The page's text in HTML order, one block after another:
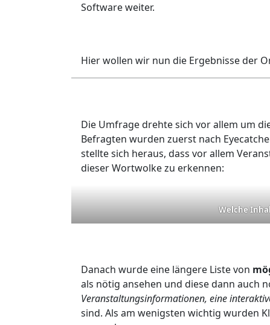
Software weiter.
Hier wollen wir nun die Ergebnisse der
Die Umfrage drehte sich vor allem um
Befragten wurden zuerst nach
stellte sich heraus, dass vor allem
dieser Wortwolke zu erkennen:
Welche
Danach wurde eine längere Liste von
als nötig ansehen und diese dann auch
Veranstaltungsinformationen, eine
sind. Als am wenigsten wichtig wurden